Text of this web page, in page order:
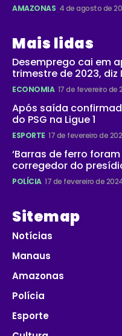
AMAZONAS 4 de agosto de
Mais lidas
Desemprego cai em
trimestre de 2023, diz
ECONOMIA 17 de fevereiro de
Após saída
do PSG na Ligue 1
ESPORTE 17 de fevereiro de
‘Barras de ferro
corregedor do
POLÍCIA 17 de fevereiro de
Sitemap
Notícias
Manaus
Amazonas
Polícia
Esporte